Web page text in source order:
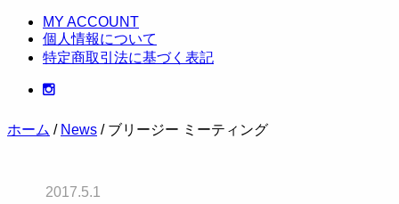
MY ACCOUNT
個人情報について
特定商取引法に基づく表記
ホーム / News / ブリージー ミーティング
2017.5.1